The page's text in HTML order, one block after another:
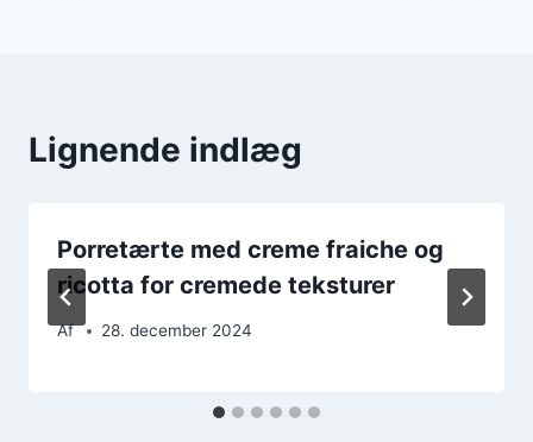
Lignende indlæg
Porretærte med creme fraiche og
ricotta for cremede teksturer
Af 28. december 2024